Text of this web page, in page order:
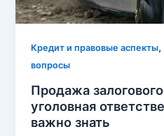
Кредит и правовые аспекты,
вопросы
Продажа
уголовная
важно знать